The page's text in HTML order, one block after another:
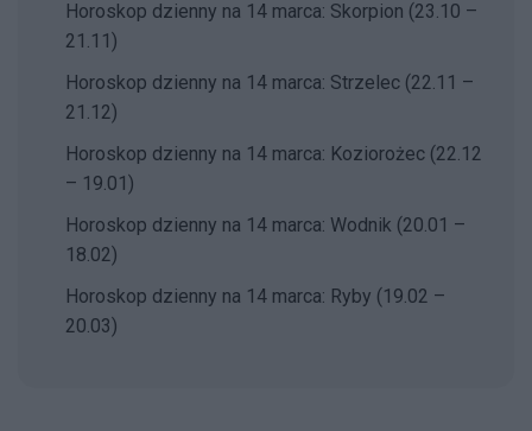
Horoskop dzienny na 14 marca: Skorpion (23.10 –
21.11)
Horoskop dzienny na 14 marca: Strzelec (22.11 –
21.12)
Horoskop dzienny na 14 marca: Koziorożec (22.12
– 19.01)
Horoskop dzienny na 14 marca: Wodnik (20.01 –
18.02)
Horoskop dzienny na 14 marca: Ryby (19.02 –
20.03)